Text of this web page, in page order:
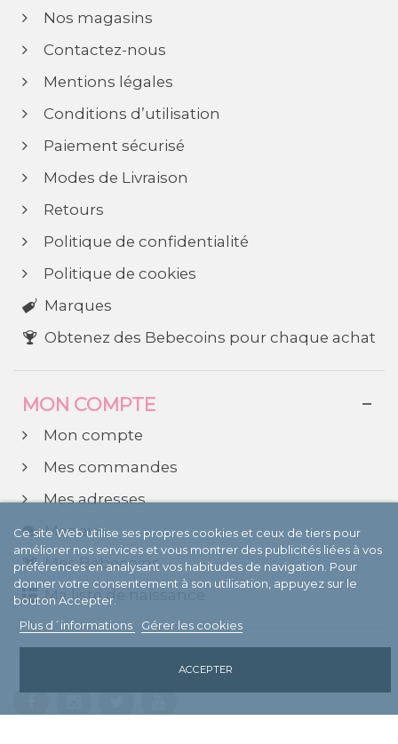
Nos magasins
Contactez-nous
Mentions légales
Conditions d’utilisation
Paiement sécurisé
Modes de Livraison
Retours
Politique de confidentialité
Politique de cookies
Marques
Obtenez des Bebecoins pour chaque achat
MON COMPTE
Mon compte
Mes commandes
Mes adresses
Mes avis
Mes Bebecoins
Ma liste de naissance
Ce site Web utilise ses propres cookies et ceux de tiers pour
améliorer nos services et vous montrer des publicités liées à vos
préférences en analysant vos habitudes de navigation. Pour
donner votre consentement à son utilisation, appuyez sur le
bouton Accepter.
Plus d´informations
Gérer les cookies
ACCEPTER